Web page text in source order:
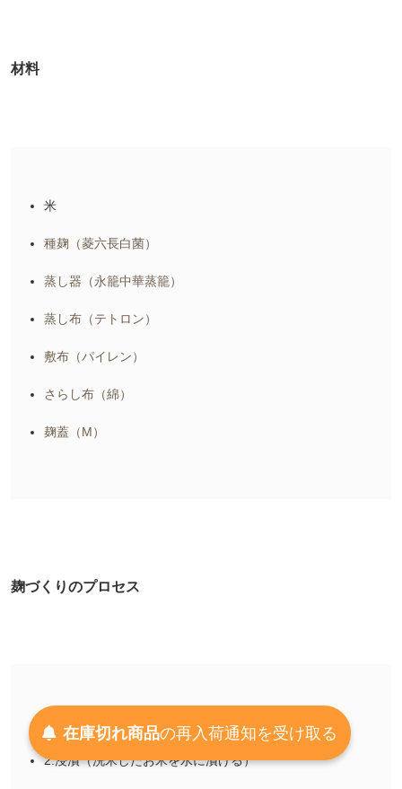
材料
米
種麹（菱六長白菌）
蒸し器（永籠中華蒸籠）
蒸し布（テトロン）
敷布（パイレン）
さらし布（綿）
麹蓋（M）
麹づくりのプロセス
1.洗米（お米を洗う）
2.浸漬（洗米したお米を水に漬ける）
在庫切れ商品の再入荷通知を受け取る